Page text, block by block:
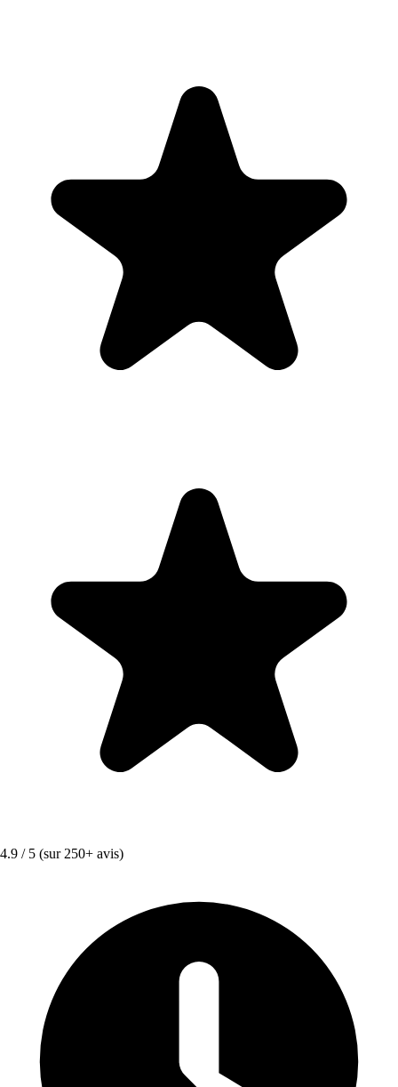
4.9 / 5 (sur 250+ avis)